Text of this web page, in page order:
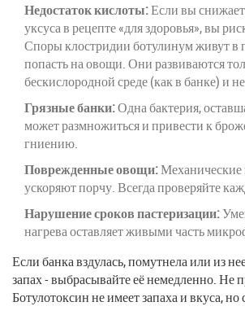
Недостаток кислоты:Если вы
уксуса в рецепте «для здоровья», вы
Споры клостридии ботулинум живут в
попасть на овощи. Они развиваются
бескислородной среде (как в банке) и
Грязные банки:Одна бактерия,
может размножиться и привести к
гниению.
Поврежденные овощи:
ускоряют порчу. Всегда проверяйте
Нарушение сроков пастеризации:
нагрева оставляет живыми часть
Если банка вздулась, помутнела или из
запах - выбрасывайте её немедленно. Не
Ботулотоксин не имеет запаха и вкуса, но